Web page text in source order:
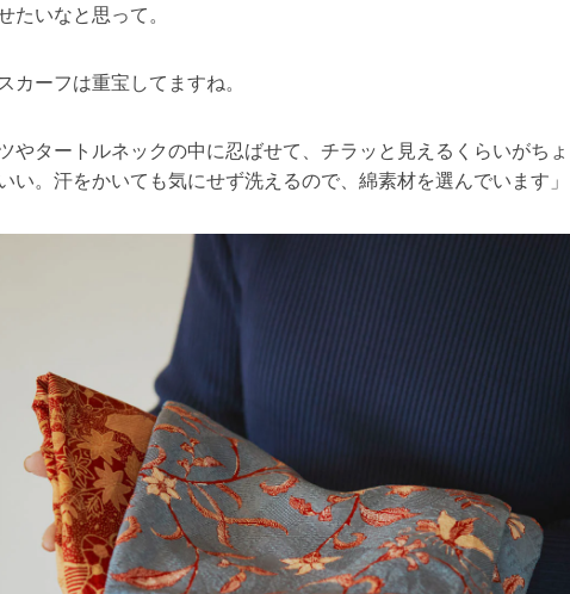
たいなと思って。
カーフは重宝してますね。
やタートルネックの中に忍ばせて、チラッと見えるくらいがちょ
い。汗をかいても気にせず洗えるので、綿素材を選んでいます」